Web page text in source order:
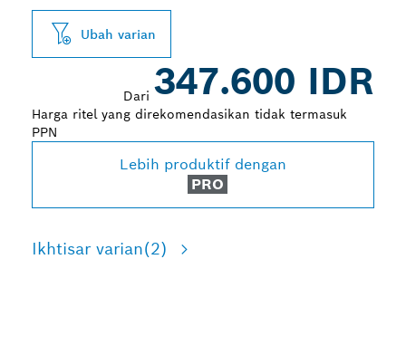
Ubah varian
Dari 347.600 IDR
Harga ritel yang direkomendasikan tidak termasuk
PPN
Lebih produktif dengan
PRO
Ikhtisar varian(2)